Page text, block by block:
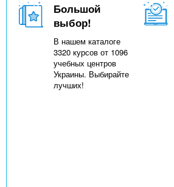
Большой
выбор!
В нашем каталоге
3320 курсов от 1096
учебных центров
Украины. Выбирайте
лучших!